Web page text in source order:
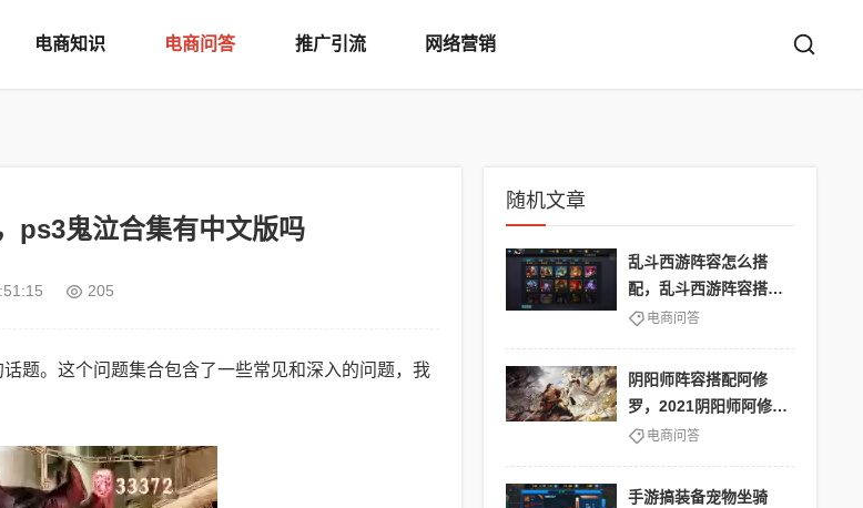
电商知识 电商问答 推广引流 网络营销
ps3鬼泣合集有中文版吗
205
题。这个问题集合包含了一些常见和深入的问题，我
随机文章
乱斗西游阵容怎么搭
配，乱斗西游阵容搭配
攻略电商问答
阴阳师阵容搭配阿修
罗，2021阴阳师阿修罗
阵容电商问答
手游搞装备宠物坐骑